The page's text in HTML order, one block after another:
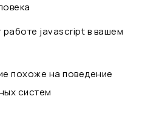
javascript в вашем
похоже на поведение
систем